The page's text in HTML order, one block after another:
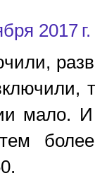
2017
мало. И